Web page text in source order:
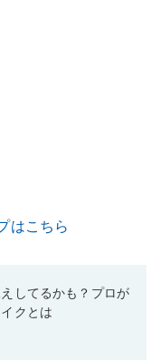
はこちら
してるかも？プロが
クとは